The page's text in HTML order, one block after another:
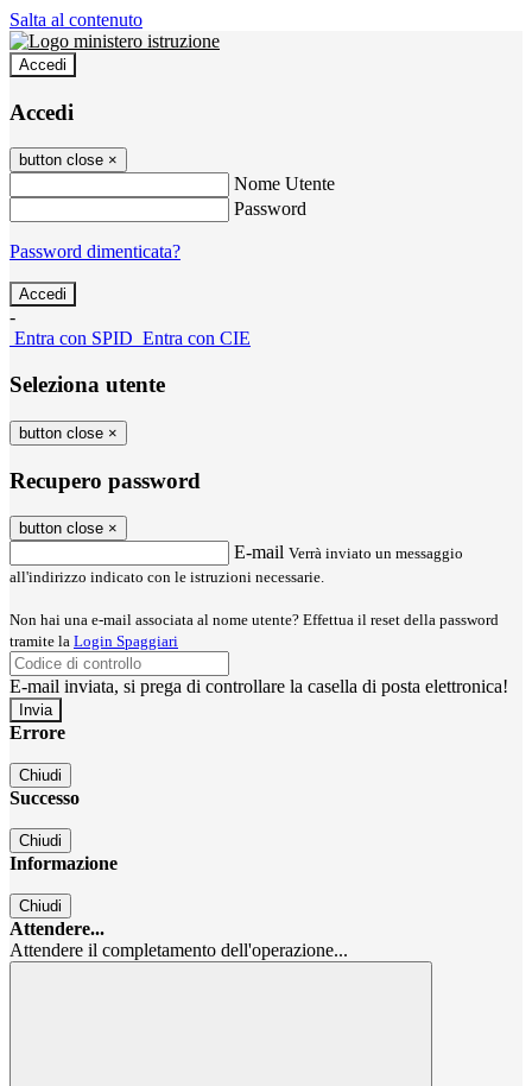
Salta al contenuto
Accedi
Accedi
button close ×
Nome Utente
Password
Password dimenticata?
-
Entra con SPID Entra con CIE
Seleziona utente
button close ×
Recupero password
button close ×
E-mail Verrà inviato un messaggio
all'indirizzo indicato con le istruzioni necessarie.
Non hai una e-mail associata al nome utente? Effettua il reset della password
tramite la Login Spaggiari
E-mail inviata, si prega di controllare la casella di posta elettronica!
Errore
Chiudi
Successo
Chiudi
Informazione
Chiudi
Attendere...
Attendere il completamento dell'operazione...